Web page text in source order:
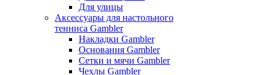
Для улицы
Аксессуары для настольного
тенниса Gambler
Накладки Gambler
Основания Gambler
Сетки и мячи Gambler
Чехлы Gambler